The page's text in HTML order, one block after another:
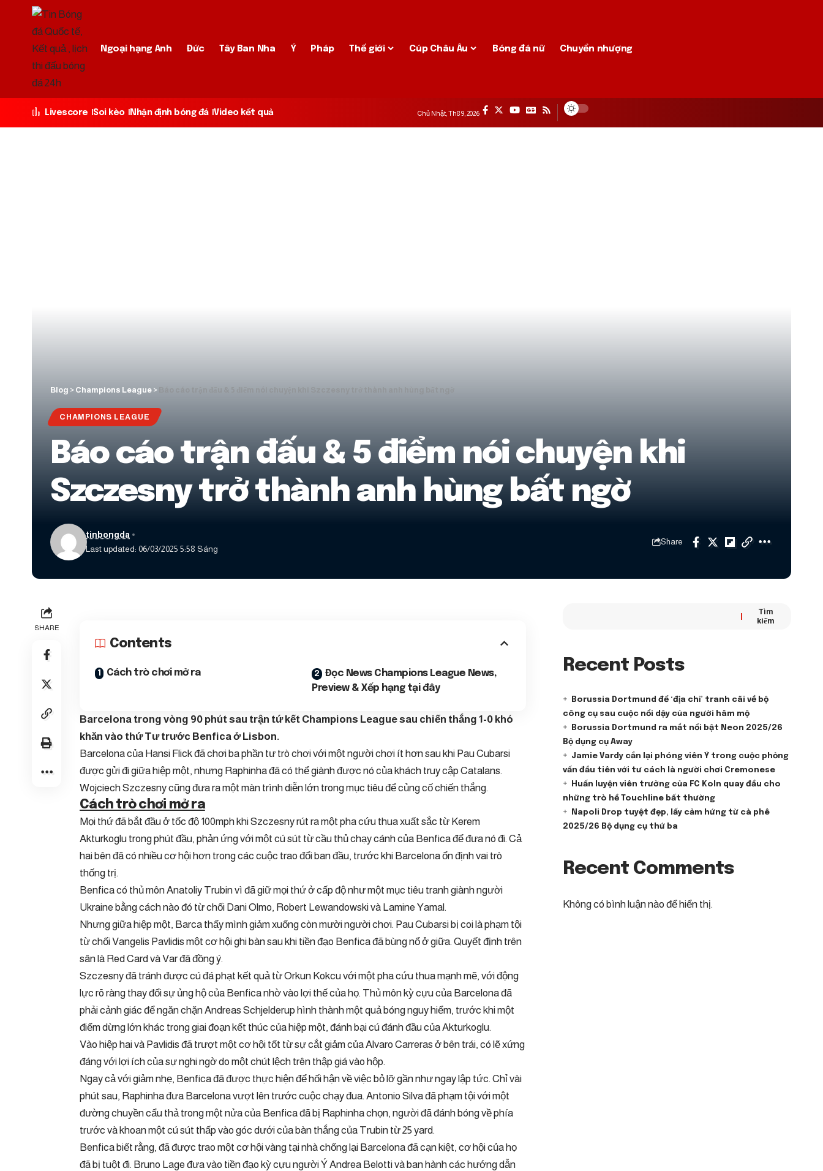
Ngoại hạng Anh Đức Tây Ban Nha Ý Pháp Thế giới Cúp Châu Âu Bóng đá nữ Chuyển nhượng
Livescore Soi kèo Nhận định bóng đá Video kết quả Chủ Nhật, Th8 9, 2026
Blog > Champions League >
CHAMPIONS LEAGUE
Báo cáo trận đấu & 5 điểm nói chuyện khi
Szczesny trở thành anh hùng bất ngờ
Last updated: 06/03/2025 5:58 Sáng
tinbongda
Share
SHARE
Contents
Cách trò chơi mở ra
Đọc News Champions League News,
Preview & Xếp hạng tại đây
Barcelona trong vòng 90 phút sau trận tứ kết Champions League sau chiến thắng 1-0 khó
khăn vào thứ Tư trước Benfica ở Lisbon.
Barcelona của Hansi Flick đã chơi ba phần tư trò chơi với một người chơi ít hơn sau khi Pau Cubarsi
được gửi đi giữa hiệp một, nhưng Raphinha đã có thể giành được nó của khách truy cập Catalans.
Wojciech Szczesny cũng đưa ra một màn trình diễn lớn trong mục tiêu để củng cố chiến thắng.
Cách trò chơi mở ra
Mọi thứ đã bắt đầu ở tốc độ 100mph khi Szczesny rút ra một pha cứu thua xuất sắc từ Kerem
Akturkoglu trong phút đầu, phản ứng với một cú sút từ cầu thủ chạy cánh của Benfica để đưa nó đi. Cả
hai bên đã có nhiều cơ hội hơn trong các cuộc trao đổi ban đầu, trước khi Barcelona ổn định vai trò
thống trị.
Benfica có thủ môn Anatoliy Trubin vì đã giữ mọi thứ ở cấp độ như một mục tiêu tranh giành người
Ukraine bằng cách nào đó từ chối Dani Olmo, Robert Lewandowski và Lamine Yamal.
Nhưng giữa hiệp một, Barca thấy mình giảm xuống còn mười người chơi. Pau Cubarsi bị coi là phạm tội
từ chối Vangelis Pavlidis một cơ hội ghi bàn sau khi tiền đạo Benfica đã bùng nổ ở giữa. Quyết định trên
sân là Red Card và Var đã đồng ý.
Szczesny đã tránh được cú đá phạt kết quả từ Orkun Kokcu với một pha cứu thua mạnh mẽ, với động
lực rõ ràng thay đổi sự ủng hộ của Benfica nhờ vào lợi thế của họ. Thủ môn kỳ cựu của Barcelona đã
phải cảnh giác để ngăn chặn Andreas Schjelderup hình thành một quả bóng nguy hiểm, trước khi một
điểm dừng lớn khác trong giai đoạn kết thúc của hiệp một, đánh bại cú đánh đầu của Akturkoglu.
Vào hiệp hai và Pavlidis đã trượt một cơ hội tốt từ sự cắt giảm của Alvaro Carreras ở bên trái, có lẽ xứng
đáng với lợi ích của sự nghi ngờ do một chút lệch trên thập giá vào hộp.
Ngay cả với giảm nhẹ, Benfica đã được thực hiện để hối hận về việc bỏ lỡ gần như ngay lập tức. Chỉ vài
phút sau, Raphinha đưa Barcelona vượt lên trước cuộc chạy đua. Antonio Silva đã phạm tội với một
đường chuyền cẩu thả trong một nửa của Benfica đã bị Raphinha chọn, người đã đánh bóng về phía
trước và khoan một cú sút thấp vào góc dưới của bàn thắng của Trubin từ 25 yard.
Benfica biết rằng, đã được trao một cơ hội vàng tại nhà chống lại Barcelona đã cạn kiệt, cơ hội của họ
đã bị tuột đi. Bruno Lage đưa vào tiền đạo kỳ cựu người Ý Andrea Belotti và ban hành các hướng dẫn
Tìm
kiếm
Recent Posts
Borussia Dortmund để ‘địa chỉ’ tranh cãi về bộ
công cụ sau cuộc nổi dậy của người hâm mộ
Borussia Dortmund ra mắt nổi bật Neon 2025/26
Bộ dụng cụ Away
Jamie Vardy cắn lại phóng viên Ý trong cuộc phỏng
vấn đầu tiên với tư cách là người chơi Cremonese
Huấn luyện viên trưởng của FC Koln quay đầu cho
những trò hề Touchline bất thường
Napoli Drop tuyệt đẹp, lấy cảm hứng từ cà phê
2025/26 Bộ dụng cụ thứ ba
Recent Comments
Không có bình luận nào để hiển thị.